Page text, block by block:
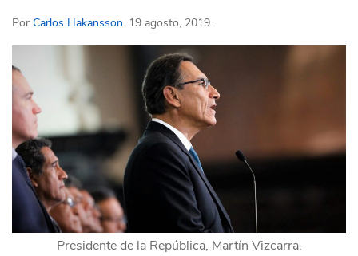
Por Carlos Hakansson. 19 agosto, 2019.
Presidente de la República, Martín Vizcarra.